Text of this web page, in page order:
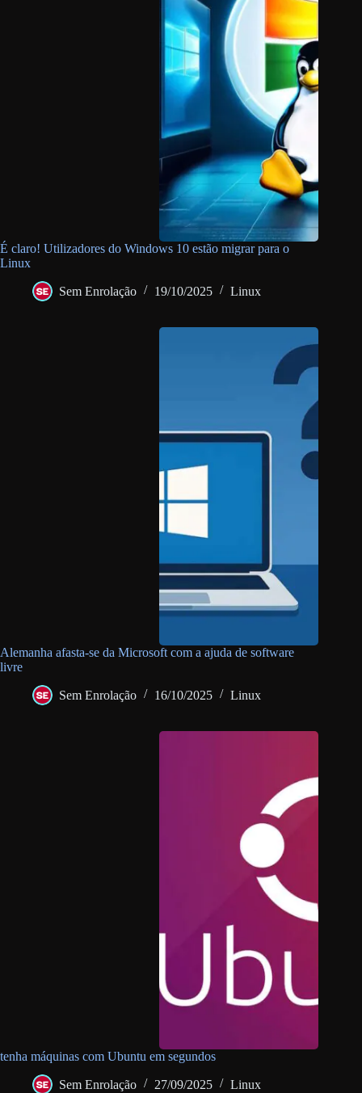
É claro! Utilizadores do Windows 10 estão migrar para o
Linux
Sem Enrolação 19/10/2025 Linux
Alemanha afasta-se da Microsoft com a ajuda de software
livre
Sem Enrolação 16/10/2025 Linux
tenha máquinas com Ubuntu em segundos
Sem Enrolação 27/09/2025 Linux